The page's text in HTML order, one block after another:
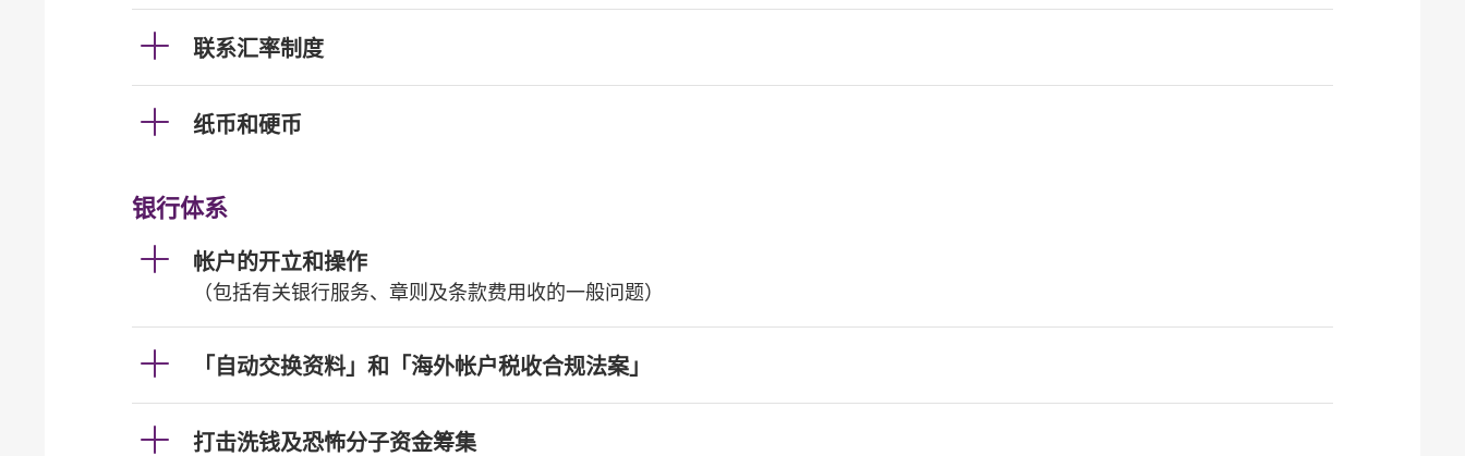
联系汇率制度
纸币和硬币
银行体系
帐户的开立和操作
（包括有关银行服务、章则及条款费用收的一般问题）
「自动交换资料」和「海外帐户税收合规法案」
打击洗钱及恐怖分子资金筹集